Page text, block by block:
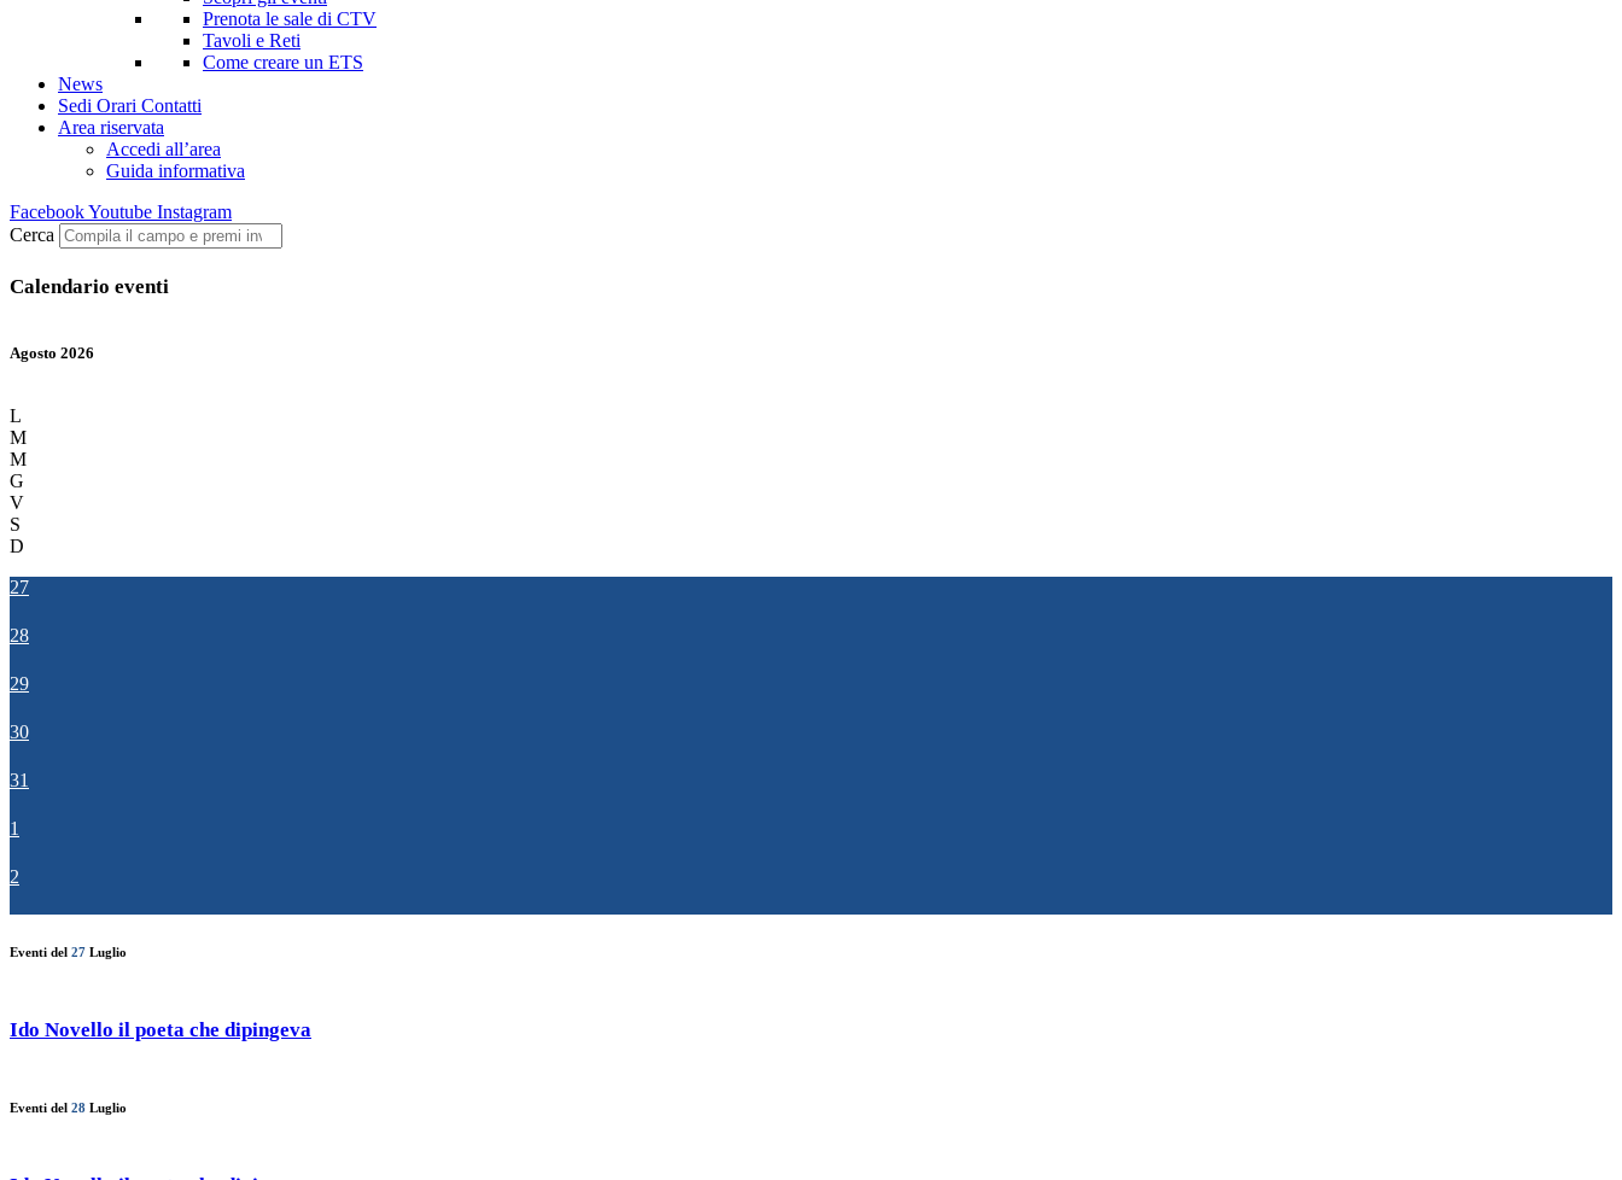
Prenota le sale di CTV
Tavoli e Reti
Come creare un ETS
News
Sedi Orari Contatti
Area riservata
Accedi all’area
Guida informativa
FacebookYoutube Instagram
Cerca
Calendario eventi
Agosto 2026
L
M
M
G
V
S
D
27
28
29
30
31
1
2
Eventi del 27 Luglio
Ido Novello il poeta che dipingeva
Eventi del 28 Luglio